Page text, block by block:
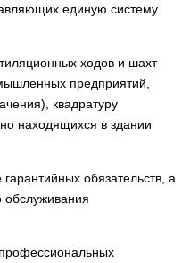
для настенного
для монтажа в
сигнал:
сигнал:
1
сигнал:
единую систему
ходов и шахт
предприятий,
квадратуру
находящихся в здании
обязательств, а
обслуживания